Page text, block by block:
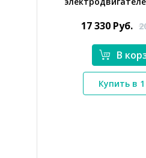
*}
17 330 Руб.
В
Купить в